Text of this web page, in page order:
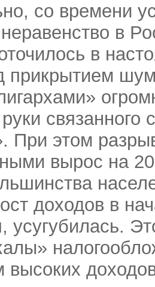
со времени
в
в
прикрытием
При этом
вырос на
доходов в
усугубилась.
высоких